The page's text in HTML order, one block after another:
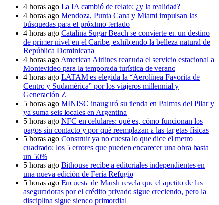
4 horas ago La IA cambió de relato: ¿y la realidad?
4 horas ago Mendoza, Punta Cana y Miami impulsan las
búsquedas para el próximo feriado
4 horas ago Catalina Sugar Beach se convierte en un destino
de primer nivel en el Caribe, exhibiendo la belleza natural de
República Dominicana
4 horas ago American Airlines reanuda el servicio estacional a
Montevideo para la temporada turística de verano
4 horas ago LATAM es elegida la “Aerolínea Favorita de
Centro y Sudamérica” por los viajeros millennial y
Generación Z
5 horas ago MINISO inauguró su tienda en Palmas del Pilar y
ya suma seis locales en Argentina
5 horas ago NFC en celulares: qué es, cómo funcionan los
pagos sin contacto y por qué reemplazan a las tarjetas físicas
5 horas ago Construir ya no cuesta lo que dice el metro
cuadrado: los 5 errores que pueden encarecer una obra hasta
un 50%
5 horas ago Bithouse recibe a editoriales independientes en
una nueva edición de Feria Refugio
5 horas ago Encuesta de Marsh revela que el apetito de las
aseguradoras por el crédito privado sigue creciendo, pero la
disciplina sigue siendo primordial